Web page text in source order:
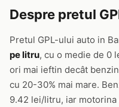
Despre pretul
Pretul GPL-ului auto in
pe litru, cu o medie de 0
ori mai ieftin decât
cu 20-30% mai mare.
9.42 lei/litru, iar